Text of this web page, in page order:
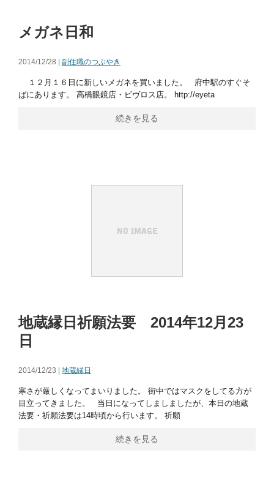
メガネ日和
2014/12/28 | 副住職のつぶやき
１２月１６日に新しいメガネを買いました。 府中駅のすぐそ
ばにあります。 高橋眼鏡店・ビヴロス店。 http://eyeta
続きを見る
地蔵縁日祈願法要 2014年12月23
日
2014/12/23 | 地蔵縁日
寒さが厳しくなってまいりました。 街中ではマスクをしてる方が
目立ってきました。 当日になってしましましたが、本日の地蔵
法要・祈願法要は14時頃から行います。 祈願
続きを見る